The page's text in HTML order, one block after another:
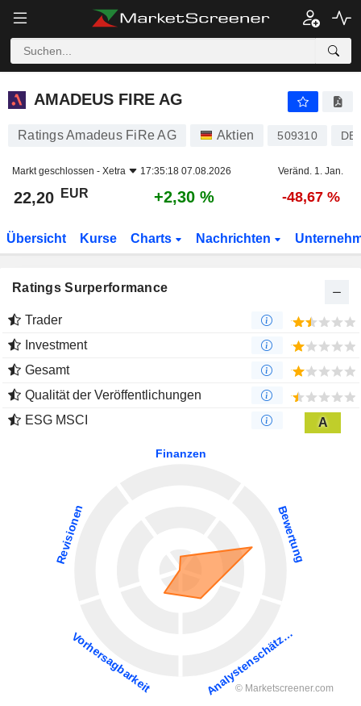
AMADEUS FIRE AG
AMADEUS FIRE AG
Ratings Amadeus FiRe AG Aktien 509310
Markt geschlossen - Xetra 17:35:18 07.08.2026 Veränd. 1. Jan.
22,20 EUR +2,30 % -48,67 %
Übersicht Kurse Charts Nachrichten
Ratings Surperformance
Trader
Investment
Gesamt
Qualität der Veröffentlichungen
ESG MSCI
A